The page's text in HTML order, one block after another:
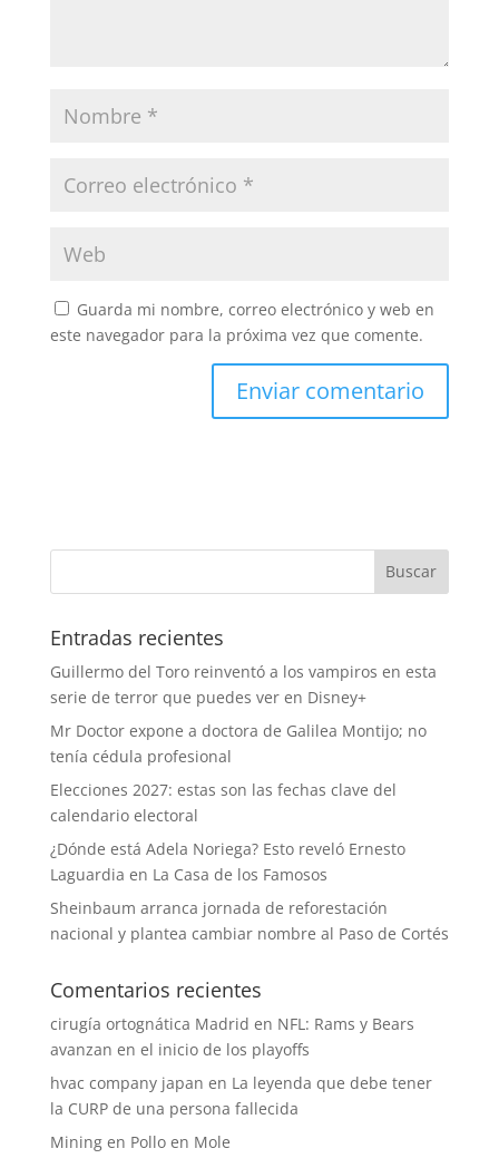
Guarda mi nombre, correo electrónico y web en
este navegador para la próxima vez que comente.
Entradas recientes
Guillermo del Toro reinventó a los vampiros en esta
serie de terror que puedes ver en Disney+
Mr Doctor expone a doctora de Galilea Montijo; no
tenía cédula profesional
Elecciones 2027: estas son las fechas clave del
calendario electoral
¿Dónde está Adela Noriega? Esto reveló Ernesto
Laguardia en La Casa de los Famosos
Sheinbaum arranca jornada de reforestación
nacional y plantea cambiar nombre al Paso de Cortés
Comentarios recientes
cirugía ortognática Madrid en NFL: Rams y Bears
avanzan en el inicio de los playoffs
hvac company japan en La leyenda que debe tener
la CURP de una persona fallecida
Miningen Pollo en Mole